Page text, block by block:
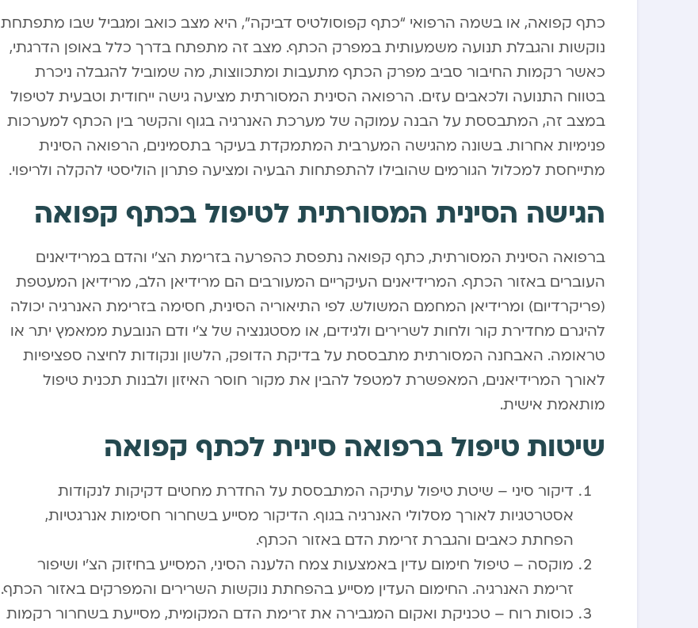
כתף קפואה, או בשמה הרפואי “כתף קפוסולטיס דביקה”, היא מצב כואב ומגביל שבו מתפתחת
נוקשות והגבלת תנועה משמעותית במפרק הכתף. מצב זה מתפתח בדרך כלל באופן הדרגתי,
כאשר רקמות החיבור סביב מפרק הכתף מתעבות ומתכווצות, מה שמוביל להגבלה ניכרת
בטווח התנועה ולכאבים עזים. הרפואה הסינית המסורתית מציעה גישה ייחודית וטבעית לטיפול
במצב זה, המתבססת על הבנה עמוקה של מערכת האנרגיה בגוף והקשר בין הכתף למערכות
פנימיות אחרות. בשונה מהגישה המערבית המתמקדת בעיקר בתסמינים, הרפואה הסינית
מתייחסת למכלול הגורמים שהובילו להתפתחות הבעיה ומציעה פתרון הוליסטי להקלה ולריפוי.
הגישה הסינית המסורתית לטיפול בכתף קפואה
ברפואה הסינית המסורתית, כתף קפואה נתפסת כהפרעה בזרימת הצ’י והדם במרידיאנים
העוברים באזור הכתף. המרידיאנים העיקריים המעורבים הם מרידיאן הלב, מרידיאן המעטפת
(פריקרדיום) ומרידיאן המחמם המשולש. לפי התיאוריה הסינית, חסימה בזרימת האנרגיה יכולה
להיגרם מחדירת קור ולחות לשרירים ולגידים, או מסטגנציה של צ’י ודם הנובעת ממאמץ יתר או
טראומה. האבחנה המסורתית מתבססת על בדיקת הדופק, הלשון ונקודות לחיצה ספציפיות
לאורך המרידיאנים, המאפשרת למטפל להבין את מקור חוסר האיזון ולבנות תכנית טיפול
מותאמת אישית.
שיטות טיפול ברפואה סינית לכתף קפואה
דיקור סיני – שיטת טיפול עתיקה המתבססת על החדרת מחטים דקיקות לנקודות
אסטרטגיות לאורך מסלולי האנרגיה בגוף. הדיקור מסייע בשחרור חסימות אנרגטיות,
הפחתת כאבים והגברת זרימת הדם באזור הכתף.
מוקסה – טיפול חימום עדין באמצעות צמח הלענה הסיני, המסייע בחיזוק הצ’י ושיפור
זרימת האנרגיה. החימום העדין מסייע בהפחתת נוקשות השרירים והמפרקים באזור הכתף.
כוסות רוח – טכניקת ואקום המגבירה את זרימת הדם המקומית, מסייעת בשחרור רקמות